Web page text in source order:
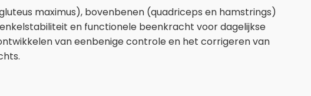
maximus), bovenbenen (quadriceps en hamstrings)
en functionele beenkracht voor dagelijkse
van eenbenige controle en het corrigeren van